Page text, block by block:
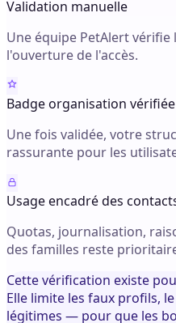
Validation manuelle
Une équipe PetAlert vérifie
l'ouverture de l'accès.
Badge organisation vérifiée
Une fois validée, votre
rassurante pour les
Usage encadré des
Quotas, journalisation,
des familles reste
Cette vérification existe
Elle limite les faux profils,
légitimes — pour que les